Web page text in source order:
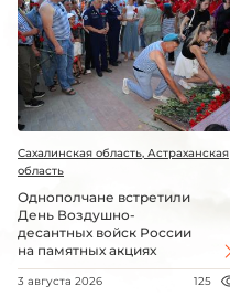
Сахалинская область, Астраханская
область
Однополчане встретили
День Воздушно-
десантных войск России
на памятных акциях
3 августа 2026 125